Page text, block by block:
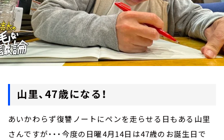
山里、47歳になる！
あいかわらず復讐ノートにペンを走らせる日もある山里
さんですが・・・今度の日曜4月14日は47歳のお誕生日で